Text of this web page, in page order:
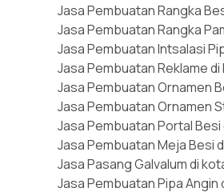
Jasa Pembuatan Rangka
Jasa Pembuatan Rangka
Jasa Pembuatan Intsalasi
Jasa Pembuatan Reklame
Jasa Pembuatan Ornamen
Jasa Pembuatan Ornamen
Jasa Pembuatan Portal
Jasa Pembuatan Meja Besi
Jasa Pasang Galvalum di
Jasa Pembuatan Pipa Angin